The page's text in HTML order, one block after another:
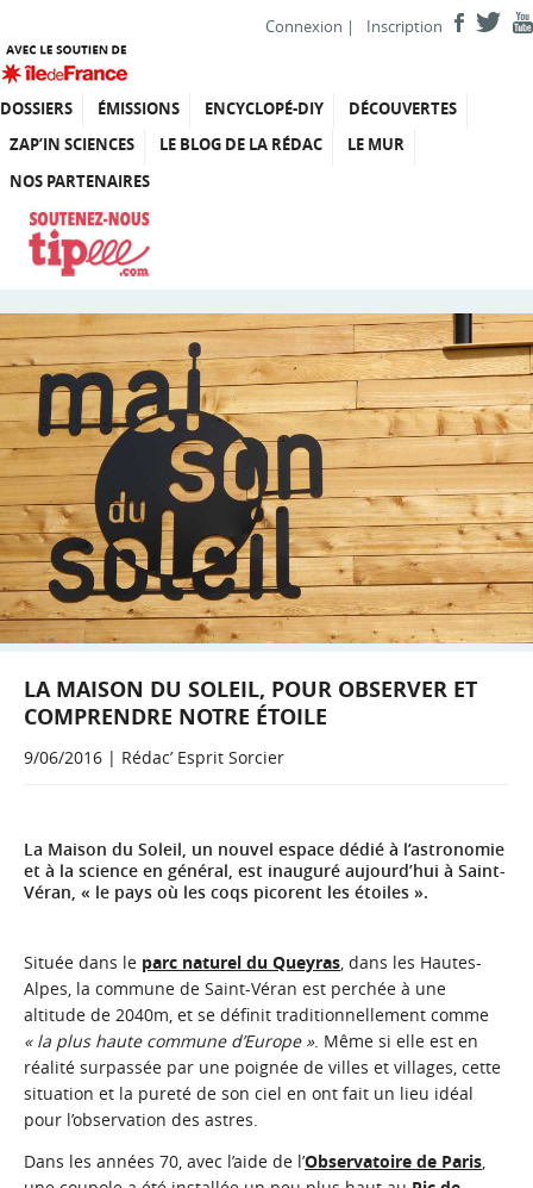
Connexion | Inscription
DOSSIERS ÉMISSIONS ENCYCLOPÉ-DIY
DÉCOUVERTES
ZAP’IN SCIENCES
LE BLOG DE LA RÉDAC
LE MUR
NOS PARTENAIRES
LA MAISON DU SOLEIL, POUR OBSERVER ET
COMPRENDRE NOTRE ÉTOILE
9/06/2016 | Rédac’ Esprit Sorcier
La Maison du Soleil, un nouvel espace dédié à l’astronomie
et à la science en général, est inauguré aujourd’hui à Saint-
Véran, « le pays où les coqs picorent les étoiles ».
Située dans le parc naturel du Queyras, dans les Hautes-
Alpes, la commune de Saint-Véran est perchée à une
altitude de 2040m, et se définit traditionnellement comme
« la plus haute commune d’Europe ». Même si elle est en
réalité surpassée par une poignée de villes et villages, cette
situation et la pureté de son ciel en ont fait un lieu idéal
pour l’observation des astres.
Dans les années 70, avec l’aide de l’Observatoire de Paris,